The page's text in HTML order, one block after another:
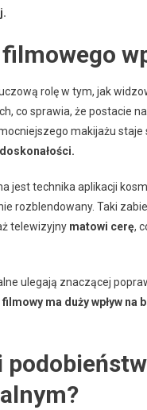
rolę w tym, jak
co sprawia, że postacie
makijażu staje
jest technika aplikacji
rozblendowany. Taki
telewizyjny matowi cerę,
ulegają znaczącej
ma duży wpływ